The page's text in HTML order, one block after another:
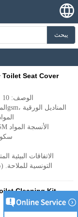
يبحث
Seat Cover
الوصف: 10 حزم 10 × 3-بلي ميني جيب
المادة: 100٪ لب العذراء، 13.5gsm، المناديل الورقية
المواد
سكو المواد: 13.5 +/- 0.5GSM الأنسجة المواد
سكو
الاتفاقات
التونسية للملاحة. (سم): 39.5 ×
Cleaning Kit
الوصف: 10 حزم 10 × 3-بلي ميني جيب